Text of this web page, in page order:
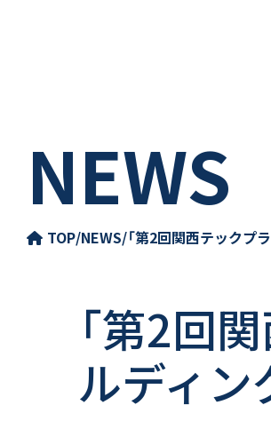
NEWS
TOP/NEWS/「第2回関西テックプ
「第2回
ルディン